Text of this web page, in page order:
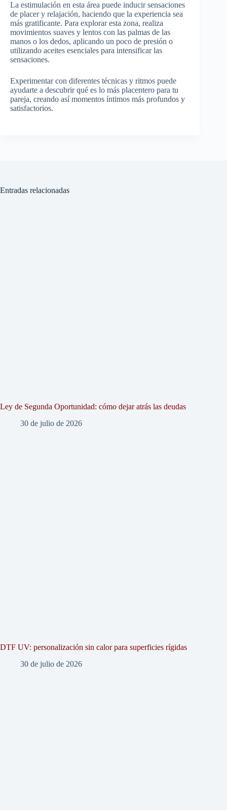
La estimulación en esta área puede inducir sensaciones
de placer y relajación, haciendo que la experiencia sea
más gratificante. Para explorar esta zona, realiza
movimientos suaves y lentos con las palmas de las
manos o los dedos, aplicando un poco de presión o
utilizando aceites esenciales para intensificar las
sensaciones.
Experimentar con diferentes técnicas y ritmos puede
ayudarte a descubrir qué es lo más placentero para tu
pareja, creando así momentos íntimos más profundos y
satisfactorios.
Entradas relacionadas
Ley de Segunda Oportunidad: cómo dejar atrás las deudas
30 de julio de 2026
DTF UV: personalización sin calor para superficies rígidas
30 de julio de 2026